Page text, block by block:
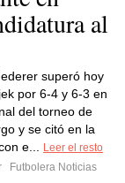
al
superó hoy
por 6-4 y 6-3 en
del torneo de
y se citó en la
e...
Leer el resto
Futbolera Noticias